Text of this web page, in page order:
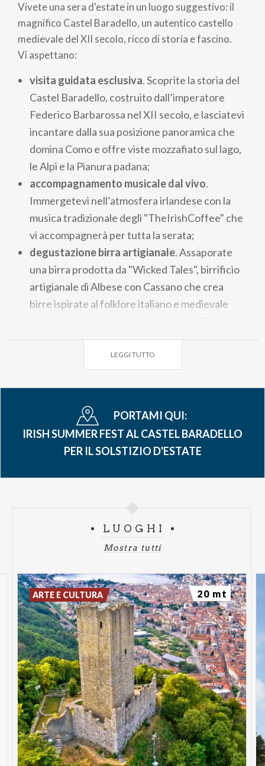
pane
Vivete una sera d'estate in un luogo suggestivo: il
magnifico Castel Baradello, un autentico castello
medievale del XII secolo, ricco di storia e fascino.
Vi aspettano:
visita guidata esclusiva. Scoprite la storia del
Castel Baradello, costruito dall’imperatore
Federico Barbarossa nel XII secolo, e lasciatevi
incantare dalla sua posizione panoramica che
domina Como e offre viste mozzafiato sul lago,
le Alpi e la Pianura padana;
accompagnamento musicale dal vivo.
Immergetevi nell’atmosfera irlandese con la
musica tradizionale degli "TheIrishCoffee" che
vi accompagnerà per tutta la serata;
degustazione birra artigianale. Assaporate
una birra prodotta da "Wicked Tales", birrificio
artigianale di Albese con Cassano che crea
birre ispirate al folklore italiano e medievale
Galeto', una Session IPA dal gusto fresco e
LEGGI TUTTO
PORTAMI QUI:
IRISH SUMMER FEST AL CASTEL BARADELLO
PER IL SOLSTIZIO D'ESTATE
LUOGHI
Mostra tutti
ARTE E CULTURA 20 mt